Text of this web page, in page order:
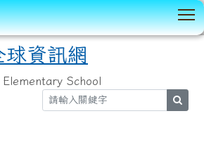
球資訊網
School